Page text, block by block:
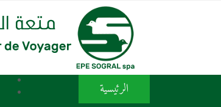
الرئيسية